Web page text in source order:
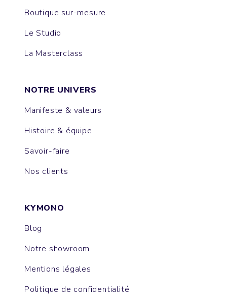
Boutique sur-mesure
Le Studio
La Masterclass
NOTRE UNIVERS
Manifeste & valeurs
Histoire & équipe
Savoir-faire
Nos clients
KYMONO
Blog
Notre showroom
Mentions légales
Politique de confidentialité